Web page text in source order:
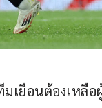
เยือนต้องเหลื